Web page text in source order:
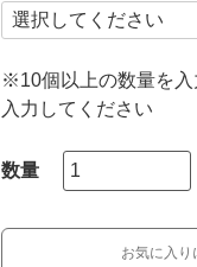
※10個以上の数量を
入力してください
お気に入り